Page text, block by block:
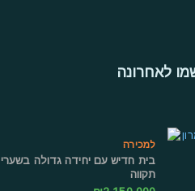
לאחרונה
למכירה
בית חדיש עם יחידה גדולה בשערי
תקווה